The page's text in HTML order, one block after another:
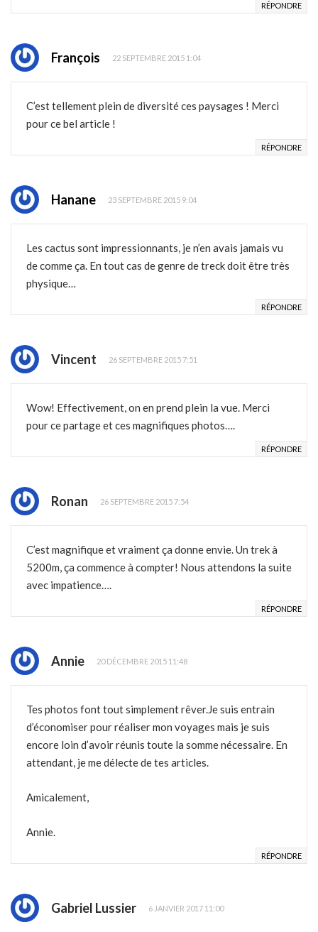
RÉPONDRE
François 22 SEPTEMBRE 2015 1:04
C’est tellement plein de diversité ces paysages ! Merci
pour ce bel article !
RÉPONDRE
Hanane 23 SEPTEMBRE 2015 9:04
Les cactus sont impressionnants, je n’en avais jamais vu
de comme ça. En tout cas de genre de treck doit être très
physique…
RÉPONDRE
Vincent 26 SEPTEMBRE 2015 7:51
Wow! Effectivement, on en prend plein la vue. Merci
pour ce partage et ces magnifiques photos….
RÉPONDRE
Ronan 26 SEPTEMBRE 2015 7:54
C’est magnifique et vraiment ça donne envie. Un trek à
5200m, ça commence à compter! Nous attendons la suite
avec impatience….
RÉPONDRE
Annie 20 DÉCEMBRE 2015 11:48
Tes photos font tout simplement rêver.Je suis entrain
d’économiser pour réaliser mon voyages mais je suis
encore loin d’avoir réunis toute la somme nécessaire. En
attendant, je me délecte de tes articles.
Amicalement,
Annie.
RÉPONDRE
Gabriel Lussier 6 JANVIER 2017 11:00